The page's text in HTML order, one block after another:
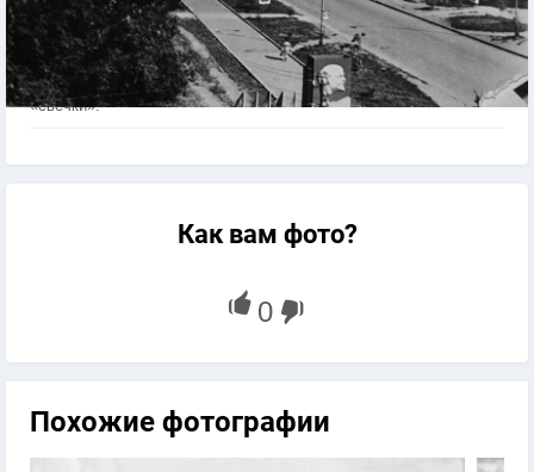
Арсеньев. Улица Ломоносова, строительство очередной
«свечки».
Как вам фото?
Похожие фотографии